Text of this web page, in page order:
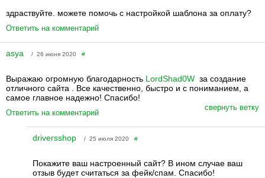
здраствуйте. можете помочь с настройкой шаблона за оплату?
Ответить на комментарий
asya / 26 июня 2020 #
Выражаю огромную благодарность LordShad0W за создание
отличного сайта . Все качественно, быстро и с пониманием, а
самое главное надежно! Спасибо!
Ответить на комментарий
свернуть ветку
driversshop / 25 июля 2020 #
Покажите ваш настроенный сайт? В ином случае ваш
отзыв будет считаться за фейк/спам. Спасибо!